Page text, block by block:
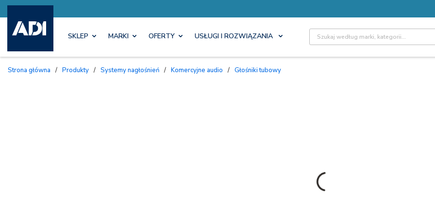
SKLEP MARKI OFERTY USŁUGI I ROZWIĄZANIA Site Search
Strona główna / Produkty / Systemy nagłośnień / Komercyjne audio / Głośniki tubowy